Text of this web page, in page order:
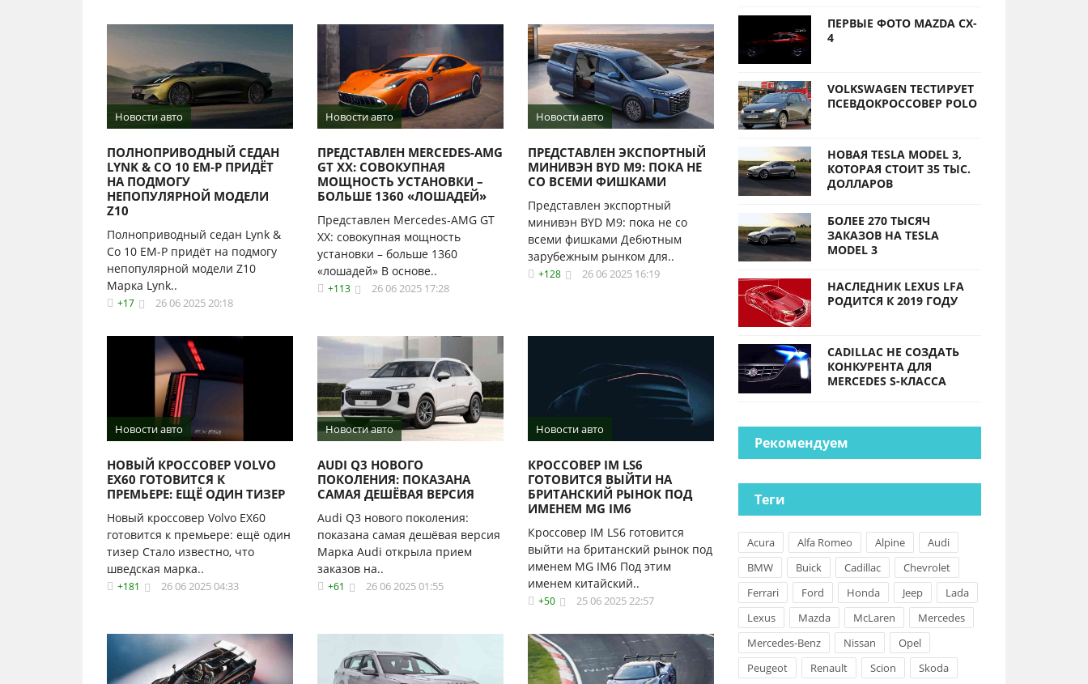
Новости авто
ПОЛНОПРИВОДНЫЙ СЕДАН
LYNK & CO 10 EM-P ПРИДЁТ
НА ПОДМОГУ
НЕПОПУЛЯРНОЙ МОДЕЛИ
Z10
Полноприводный седан Lynk &
Co 10 EM-P придёт на подмогу
непопулярной модели Z10
Марка Lynk..
+17 26 06 2025 20:18
Новости авто
ПРЕДСТАВЛЕН MERCEDES-AMG
GT XX: СОВОКУПНАЯ
МОЩНОСТЬ УСТАНОВКИ –
БОЛЬШЕ 1360 «ЛОШАДЕЙ»
Представлен Mercedes-AMG GT
XX: совокупная мощность
установки – больше 1360
«лошадей» В основе..
+113 26 06 2025 17:28
Новости авто
ПРЕДСТАВЛЕН ЭКСПОРТНЫЙ
МИНИВЭН BYD M9: ПОКА НЕ
СО ВСЕМИ ФИШКАМИ
Представлен экспортный
минивэн BYD M9: пока не со
всеми фишками Дебютным
зарубежным рынком для..
+128 26 06 2025 16:19
Новости авто
НОВЫЙ КРОССОВЕР VOLVO
EX60 ГОТОВИТСЯ К
ПРЕМЬЕРЕ: ЕЩЁ ОДИН ТИЗЕР
Новый кроссовер Volvo EX60
готовится к премьере: ещё один
тизер Стало известно, что
шведская марка..
+181 26 06 2025 04:33
Новости авто
AUDI Q3 НОВОГО
ПОКОЛЕНИЯ: ПОКАЗАНА
САМАЯ ДЕШЁВАЯ ВЕРСИЯ
Audi Q3 нового поколения:
показана самая дешёвая версия
Марка Audi открыла прием
заказов на..
+61 26 06 2025 01:55
Новости авто
КРОССОВЕР IM LS6
ГОТОВИТСЯ ВЫЙТИ НА
БРИТАНСКИЙ РЫНОК ПОД
ИМЕНЕМ MG IM6
Кроссовер IM LS6 готовится
выйти на британский рынок под
именем MG IM6 Под этим
именем китайский..
+50 25 06 2025 22:57
ПЕРВЫЕ ФОТО MAZDA CX-
4
VOLKSWAGEN ТЕСТИРУЕТ
ПСЕВДОКРОССОВЕР POLO
НОВАЯ TESLA MODEL 3,
КОТОРАЯ СТОИТ 35 ТЫС.
ДОЛЛАРОВ
БОЛЕЕ 270 ТЫСЯЧ
ЗАКАЗОВ НА TESLA
MODEL 3
НАСЛЕДНИК LEXUS LFA
РОДИТСЯ К 2019 ГОДУ
CADILLAC НЕ СОЗДАТЬ
КОНКУРЕНТА ДЛЯ
MERCEDES S-КЛАССА
Рекомендуем
Теги
Acura Alfa Romeo Alpine
Audi
BMW
Buick Cadillac
Chevrolet
Ferrari
Ford Honda Jeep
Lada
Lexus
Mazda McLaren
Mercedes
Mercedes-Benz
Nissan
Opel
Peugeot
Renault Scion
Skoda